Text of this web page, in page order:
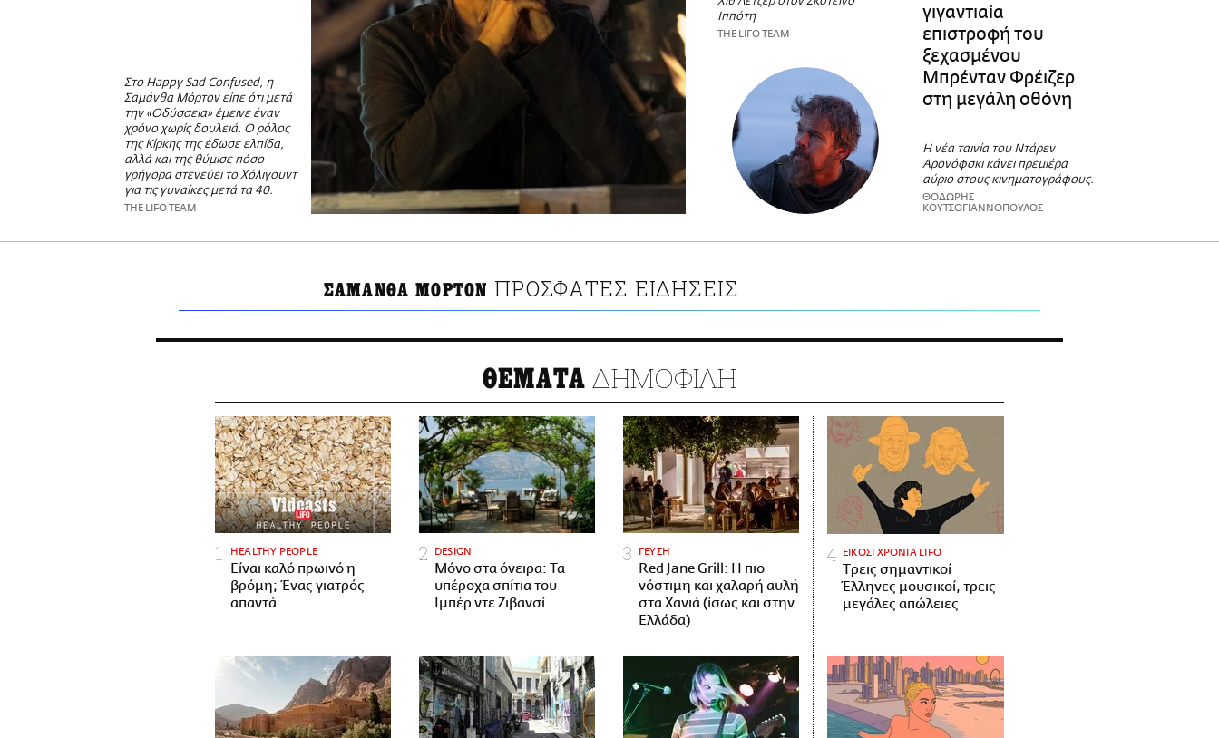
Στο Happy Sad Confused, η
Σαμάνθα Μόρτον είπε ότι μετά
την «Οδύσσεια» έμεινε έναν
χρόνο χωρίς δουλειά. Ο ρόλος
της Κίρκης της έδωσε ελπίδα,
αλλά και της θύμισε πόσο
γρήγορα στενεύει το Χόλιγουντ
για τις γυναίκες μετά τα 40.
THE LIFO TEAM
Ιππότη
THE LIFO TEAM
γιγαντιαία
επιστροφή του
ξεχασμένου
Μπρένταν Φρέιζερ
στη μεγάλη οθόνη
Η νέα ταινία του Ντάρεν
Αρονόφσκι κάνει πρεμιέρα
αύριο στους κινηματογράφους.
ΘΟΔΩΡΗΣ
ΚΟΥΤΣΟΓΙΑΝΝΟΠΟΥΛΟΣ
ΣΑΜΑΝΘΑ ΜΟΡΤΟΝ ΠΡΟΣΦΑΤΕΣ ΕΙΔΗΣΕΙΣ
ΘΕΜΑΤΑ ΔΗΜΟΦΙΛΗ
HEALTHY PEOPLE
Είναι καλό πρωινό η
βρόμη; Ένας γιατρός
απαντά
DESIGN
Μόνο στα όνειρα: Τα
υπέροχα σπίτια του
Ιμπέρ ντε Ζιβανσί
ΓΕΥΣΗ
Red Jane Grill: Η πιο
νόστιμη και χαλαρή αυλή
στα Χανιά (ίσως και στην
Ελλάδα)
ΕΙΚΟΣΙ ΧΡΟΝΙΑ LIFO
Tρεις σημαντικοί
Έλληνες μουσικοί, τρεις
μεγάλες απώλειες